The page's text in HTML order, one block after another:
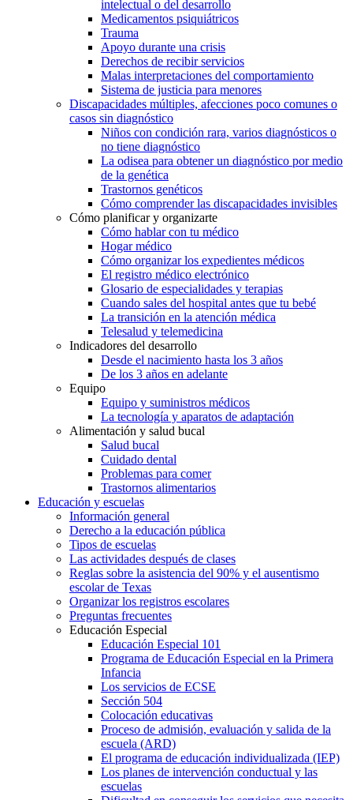
intelectual o del desarrollo
Medicamentos psiquiátricos
Trauma
Apoyo durante una crisis
Derechos de recibir servicios
Malas interpretaciones del comportamiento
Sistema de justicia para menores
Discapacidades múltiples, afecciones poco comunes o
casos sin diagnóstico
Niños con condición rara, varios diagnósticos o
no tiene diagnóstico
La odisea para obtener un diagnóstico por medio
de la genética
Trastornos genéticos
Cómo comprender las discapacidades invisibles
Cómo planificar y organizarte
Cómo hablar con tu médico
Hogar médico
Cómo organizar los expedientes médicos
El registro médico electrónico
Glosario de especialidades y terapias
Cuando sales del hospital antes que tu bebé
La transición en la atención médica
Telesalud y telemedicina
Indicadores del desarrollo
Desde el nacimiento hasta los 3 años
De los 3 años en adelante
Equipo
Equipo y suministros médicos
La tecnología y aparatos de adaptación
Alimentación y salud bucal
Salud bucal
Cuidado dental
Problemas para comer
Trastornos alimentarios
Educación y escuelas
Información general
Derecho a la educación pública
Tipos de escuelas
Las actividades después de clases
Reglas sobre la asistencia del 90% y el ausentismo
escolar de Texas
Organizar los registros escolares
Preguntas frecuentes
Educación Especial
Educación Especial 101
Programa de Educación Especial en la Primera
Infancia
Los servicios de ECSE
Sección 504
Colocación educativas
Proceso de admisión, evaluación y salida de la
escuela (ARD)
El programa de educación individualizada (IEP)
Los planes de intervención conductual y las
escuelas